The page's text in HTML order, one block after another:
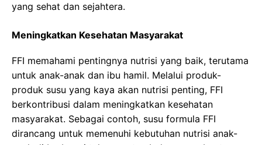
yang sehat dan sejahtera.
Meningkatkan Kesehatan Masyarakat
FFI memahami pentingnya nutrisi yang baik, terutama
untuk anak-anak dan ibu hamil. Melalui produk-
produk susu yang kaya akan nutrisi penting, FFI
berkontribusi dalam meningkatkan kesehatan
masyarakat. Sebagai contoh, susu formula FFI
dirancang untuk memenuhi kebutuhan nutrisi anak-